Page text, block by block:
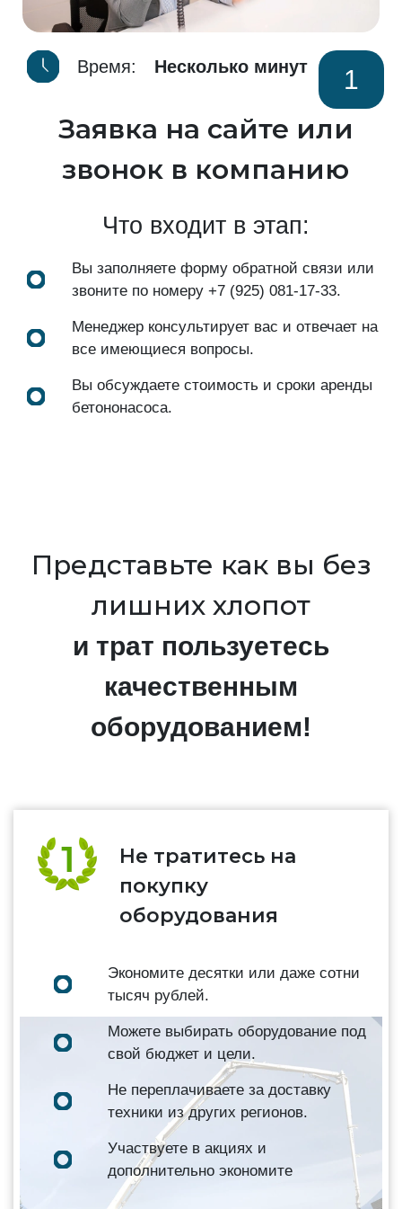
Время: Несколько минут 1
Заявка на сайте или
звонок в компанию
Что входит в этап:
Вы заполняете форму обратной связи или
звоните по номеру +7 (925) 081-17-33.
Менеджер консультирует вас и отвечает на
все имеющиеся вопросы.
Вы обсуждаете стоимость и сроки аренды
бетононасоса.
Представьте как вы без
лишних хлопот
и трат пользуетесь
качественным
оборудованием!
Не тратитесь на
покупку
оборудования
Экономите десятки или даже сотни
тысяч рублей.
Можете выбирать оборудование под
свой бюджет и цели.
Не переплачиваете за доставку
техники из других регионов.
Участвуете в акциях и
дополнительно экономите